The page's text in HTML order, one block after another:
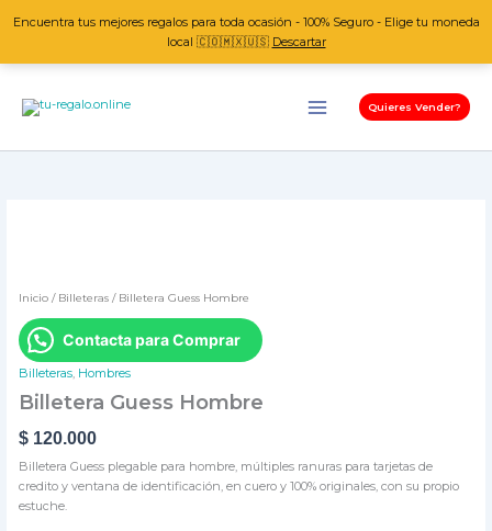
Encuentra tus mejores regalos para toda ocasión - 100% Seguro - Elige tu moneda
local 🇨🇴🇲🇽🇺🇸 Descartar
Quieres Vender?
Inicio/ Billeteras/ Billetera Guess Hombre
Contacta para Comprar
Billeteras, Hombres
Billetera Guess Hombre
$120.000
Billetera Guess plegable para hombre, múltiples ranuras para tarjetas de
credito y ventana de identificación, en cuero y 100% originales, con su propio
estuche.